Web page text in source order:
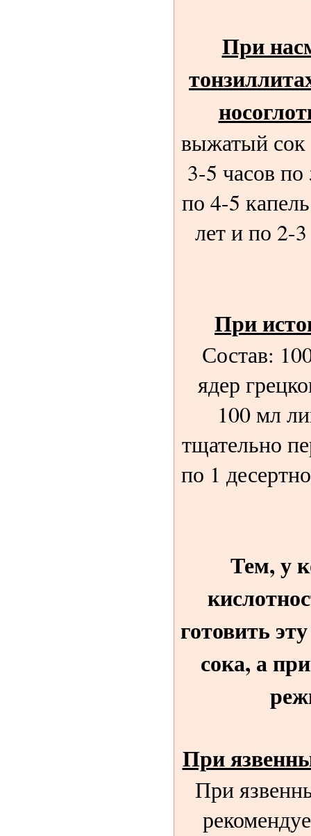
При
выжатый сок
3-5 часов
по 4-5
лет и по 2-
При
Состав:
ядер
100 мл
тщательно
по 1
Тем, у
готовить
сока, а
При
При